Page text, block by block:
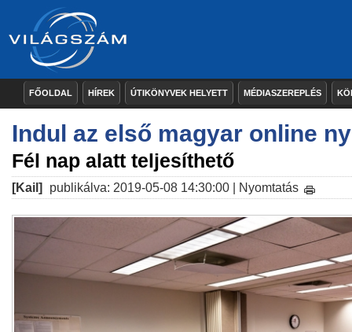
FŐOLDAL HÍREK ÚTIKÖNYVEK HELYETT MÉDIASZEREPLÉS
Indul az első magyar online
Fél nap alatt teljesíthető
[Kail] publikálva: 2019-05-08 14:30:00 | Nyomtatás